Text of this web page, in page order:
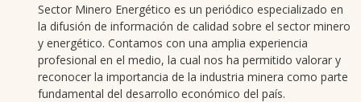
Sector Minero Energético es un periódico especializado en
la difusión de información de calidad sobre el sector minero
y energético. Contamos con una amplia experiencia
profesional en el medio, la cual nos ha permitido valorar y
reconocer la importancia de la industria minera como parte
fundamental del desarrollo económico del país.